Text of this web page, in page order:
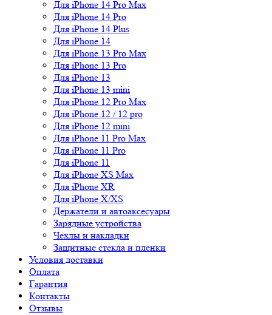
Для iPhone 14 Pro Max
Для iPhone 14 Pro
Для iPhone 14 Plus
Для iPhone 14
Для iPhone 13 Pro Max
Для iPhone 13 Pro
Для iPhone 13
Для iPhone 13 mini
Для iPhone 12 Pro Max
Для iPhone 12 / 12 pro
Для iPhone 12 mini
Для iPhone 11 Pro Max
Для iPhone 11 Pro
Для iPhone 11
Для iPhone XS Max
Для iPhone XR
Для iPhone X/XS
Держатели и автоаксесуары
Зарядные устройства
Чехлы и накладки
Защитные стекла и пленки
Условия доставки
Оплата
Гарантия
Контакты
Отзывы